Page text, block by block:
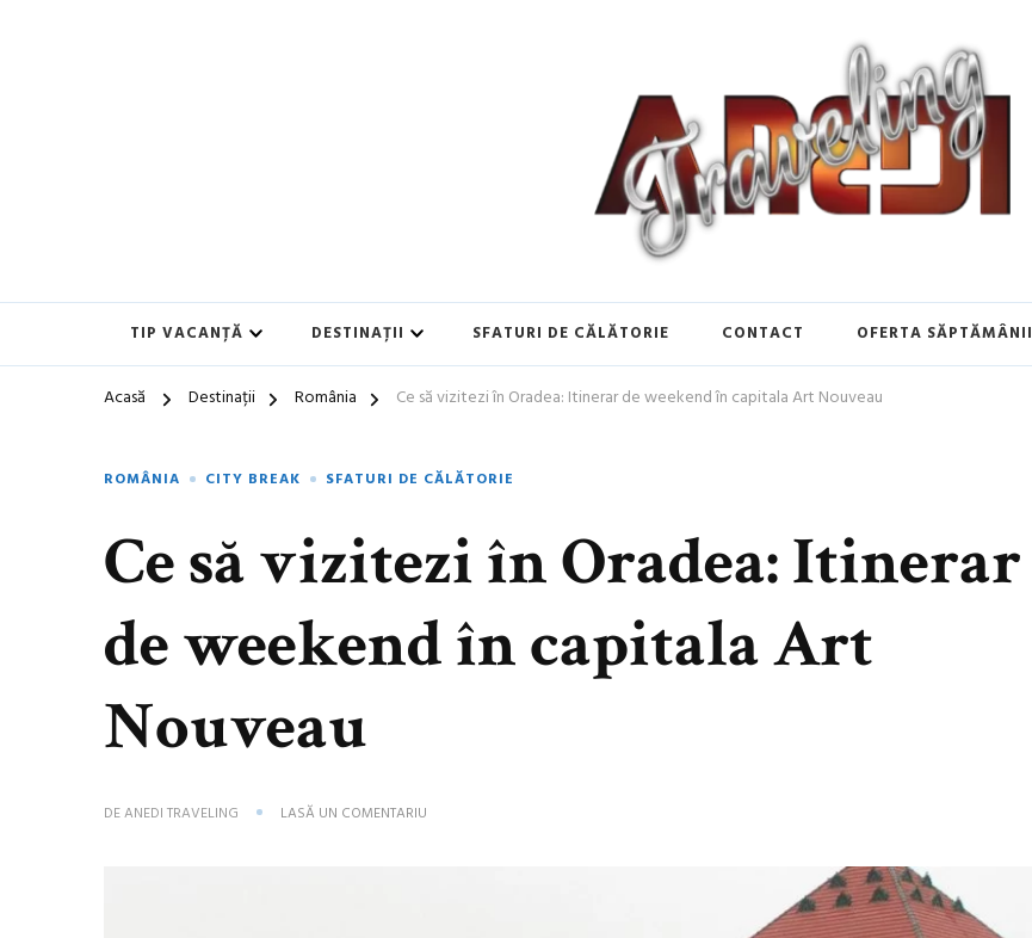
TIP VACANȚĂ DESTINAȚII SFATURI DE CĂLĂTORIE CONTACT OFERTA SĂPTĂMÂNII
Acasă Destinații România Ce să vizitezi în Oradea: Itinerar de weekend în capitala Art Nouveau
ROMÂNIA CITY BREAK SFATURI DE CĂLĂTORIE
Ce să vizitezi în Oradea: Itinerar
de weekend în capitala Art
Nouveau
DEANEDI TRAVELING LASĂ UN COMENTARIU